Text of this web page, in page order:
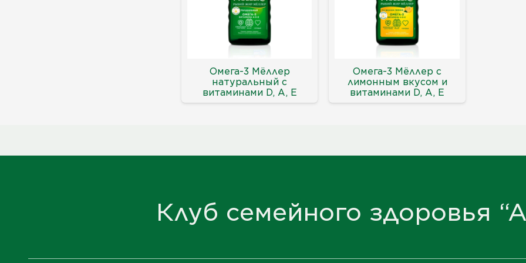
Омега-3 Мёллер
натуральный с
витаминами D, А, Е
Омега-3 Мёллер с
лимонным вкусом и
витаминами D, А, Е
Клуб семейного здоровья